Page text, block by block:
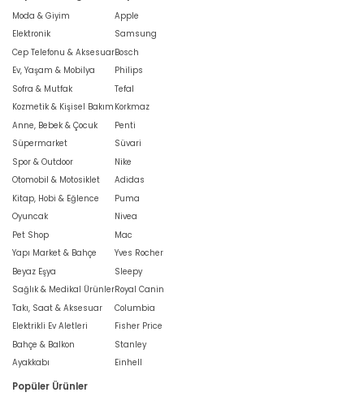
Moda & Giyim
Elektronik
Cep Telefonu & Aksesuar
Ev, Yaşam & Mobilya
Sofra & Mutfak
Kozmetik & Kişisel Bakım
Anne, Bebek & Çocuk
Süpermarket
Spor & Outdoor
Otomobil & Motosiklet
Kitap, Hobi & Eğlence
Oyuncak
Pet Shop
Yapı Market & Bahçe
Beyaz Eşya
Sağlık & Medikal Ürünler
Takı, Saat & Aksesuar
Elektrikli Ev Aletleri
Bahçe & Balkon
Ayakkabı
Apple
Samsung
Bosch
Philips
Tefal
Korkmaz
Penti
Süvari
Nike
Adidas
Puma
Nivea
Mac
Yves Rocher
Sleepy
Royal Canin
Columbia
Fisher Price
Stanley
Einhell
Popüler Ürünler